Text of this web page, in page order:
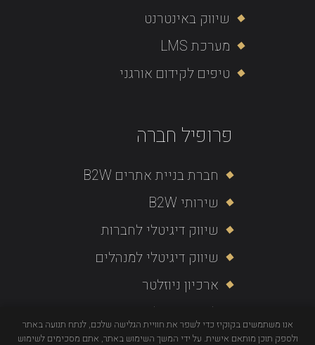
שיווק באינטרנט
מערכת LMS
טיפים לקידום אורגני
פרופיל חברה
חברת בניית אתרים B2W
שירותי B2W
שיווק דיגיטלי לחברות
שיווק דיגיטלי למנהלים
ארכיון ניוזלטר
לקוחות ממליצים
מדיניות פרטיות
אנו משתמשים בקוקיז כדי לשפר את חוויית הגלישה שלכם, לנתח תנועה באתר
ולספק תוכן מותאם אישית. על ידי המשך השימוש באתר, אתם מסכימים לשימוש